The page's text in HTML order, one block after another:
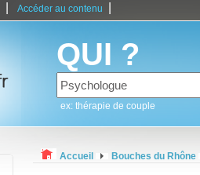
Accéder au contenu
QUI ?
ex: thérapie de couple
Accueil Bouches du Rhône